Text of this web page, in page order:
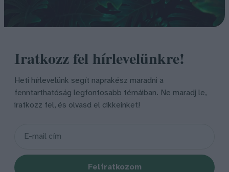
Iratkozz fel hírlevelünkre!
Heti hírlevelünk segít naprakész maradni a
fenntarthatóság legfontosabb témáiban. Ne maradj le,
iratkozz fel, és olvasd el cikkeinket!
Feliratkozom